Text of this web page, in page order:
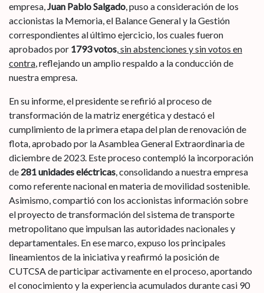
empresa,Juan Pablo Salgado, puso a consideración de los
accionistas la Memoria, el Balance General y la Gestión
correspondientes al último ejercicio, los cuales fueron
aprobados por 1793 votos,sin abstenciones y sin votos en
contra, reflejando un amplio respaldo a la conducción de
nuestra empresa.
En su informe, el presidente se refirió al proceso de
transformación de la matriz energética y destacó el
cumplimiento de la primera etapa del plan de renovación de
flota, aprobado por la Asamblea General Extraordinaria de
diciembre de 2023. Este proceso contempló la incorporación
de 281 unidades eléctricas, consolidando a nuestra empresa
como referente nacional en materia de movilidad sostenible.
Asimismo, compartió con los accionistas información sobre
el proyecto de transformación del sistema de transporte
metropolitano que impulsan las autoridades nacionales y
departamentales. En ese marco, expuso los principales
lineamientos de la iniciativa y reafirmó la posición de
CUTCSA de participar activamente en el proceso, aportando
el conocimiento y la experiencia acumulados durante casi 90